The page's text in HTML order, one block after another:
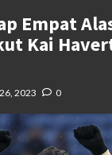
Empat
Kai
2023 0